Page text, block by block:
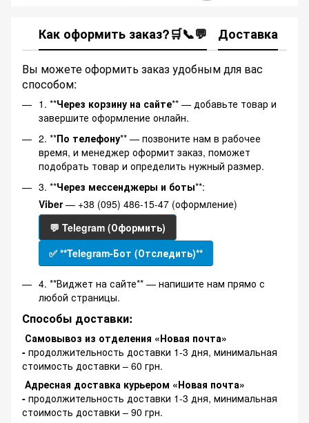
Как оформить заказ?🛒📞💬 Доставка
Вы можете оформить заказ удобным для вас
способом:
1. **Через корзину на сайте** — добавьте товар и
завершите оформление онлайн.
2. **По телефону** — позвоните нам в рабочее
время, и менеджер оформит заказ, поможет
подобрать товар и определить нужный размер.
3. **Через мессенджеры и боты**:
Viber— +38 (095) 486-15-47 (оформление)
💬 Telegram (Оформить)
✅ **Telegram-Бот (Отследить)**
4. **Виджет на сайте** — напишите нам прямо с
любой страницы.
Способы доставки:
Самовывоз из отделения «Новая почта»
- продолжительность доставки 1-3 дня, минимальная
стоимость доставки – 60 грн.
Адресная доставка курьером «Новая почта»
- продолжительность доставки 1-3 дня, минимальная
стоимость доставки – 90 грн.